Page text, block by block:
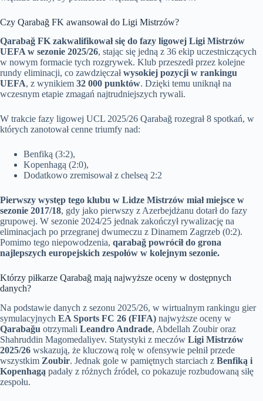
Czy Qarabağ FK awansował do Ligi Mistrzów?
Qarabağ FK zakwalifikował się do fazy ligowej Ligi Mistrzów
UEFA w sezonie 2025/26, stając się jedną z 36 ekip uczestniczących
w nowym formacie tych rozgrywek. Klub przeszedł przez kolejne
rundy eliminacji, co zawdzięczałwysokiej pozycji w rankingu
UEFA, z wynikiem 32 000 punktów. Dzięki temu uniknął na
wczesnym etapie zmagań najtrudniejszych rywali.
W trakcie fazy ligowej UCL 2025/26 Qarabağ rozegrał 8 spotkań, w
których zanotował cenne triumfy nad:
Benfiką (3:2),
Kopenhagą (2:0),
Dodatkowo zremisował z chelseą 2:2
Pierwszy występ tego klubu w Lidze Mistrzów miał miejsce w
sezonie 2017/18, gdy jako pierwszy z Azerbejdżanu dotarł do fazy
grupowej. W sezonie 2024/25 jednak zakończył rywalizację na
eliminacjach po przegranej dwumeczu z Dinamem Zagrzeb (0:2).
Pomimo tego niepowodzenia, qarabağ powrócił do grona
najlepszych europejskich zespołów w kolejnym sezonie.
Którzy piłkarze Qarabağ mają najwyższe oceny w dostępnych
danych?
Na podstawie danych z sezonu 2025/26, w wirtualnym rankingu gier
symulacyjnych EA Sports FC 26 (FIFA) najwyższe oceny w
Qarabağu otrzymali Leandro Andrade, Abdellah Zoubir oraz
Shahruddin Magomedaliyev. Statystyki z meczów Ligi Mistrzów
2025/26 wskazują, że kluczową rolę w ofensywie pełnił przede
wszystkim Zoubir. Jednak gole w pamiętnych starciach z Benfiką i
Kopenhagą padały z różnych źródeł, co pokazuje rozbudowaną siłę
zespołu.